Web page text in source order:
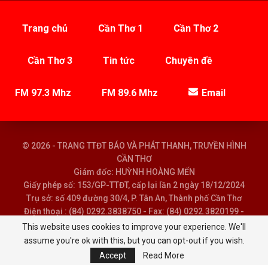
Trang chủ Cần Thơ 1 Cần Thơ 2
Cần Thơ 3 Tin tức Chuyên đề
FM 97.3 Mhz FM 89.6 Mhz Email
© 2026 - TRANG TTĐT BÁO VÀ PHÁT THANH, TRUYỀN HÌNH
CẦN THƠ
Giám đốc: HUỲNH HOÀNG MẾN
Giấy phép số: 153/GP-TTĐT, cấp lại lần 2 ngày 18/12/2024
Trụ sở: số 409 đường 30/4, P. Tân An, Thành phố Cần Thơ
Điện thoại : (84) 0292.3838750 - Fax: (84) 0292.3820199 -
Email : baoptth@cantho.gov.vn
This website uses cookies to improve your experience. We'll
assume you're ok with this, but you can opt-out if you wish.
Accept
Read More